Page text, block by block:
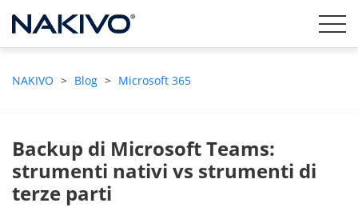
NAKIVO > Blog > Microsoft 365
Backup di Microsoft Teams:
strumenti nativi vs strumenti di
terze parti